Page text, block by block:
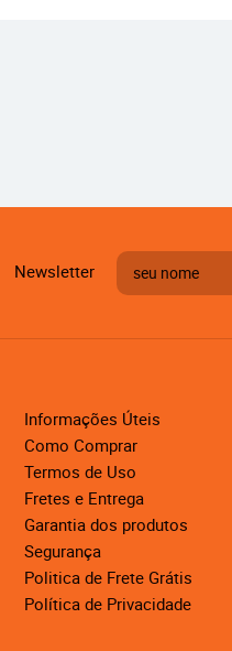
Newsletter
Informações Úteis
Como Comprar
Termos de Uso
Fretes e Entrega
Garantia dos produtos
Segurança
Politica de Frete Grátis
Política de Privacidade